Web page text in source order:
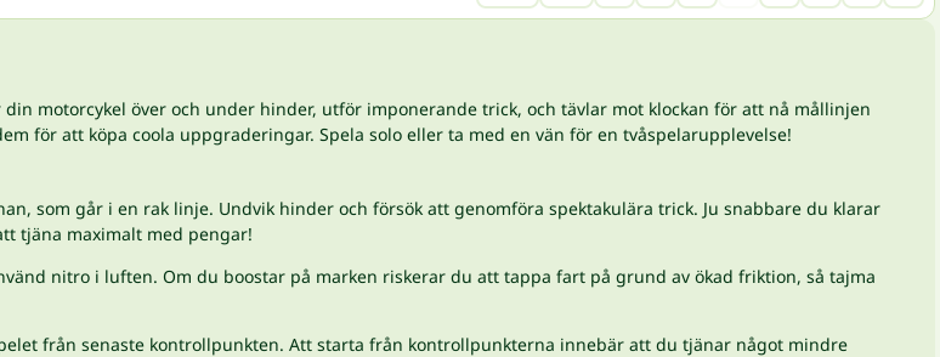
motorcykel över och under hinder, utför imponerande trick, och tävlar mot klockan för att nå mållinjen
för att köpa coola uppgraderingar. Spela solo eller ta med en vän för en tvåspelarupplevelse!
som går i en rak linje. Undvik hinder och försök att genomföra spektakulära trick. Ju snabbare du klarar
tjäna maximalt med pengar!
nitro i luften. Om du boostar på marken riskerar du att tappa fart på grund av ökad friktion, så tajma
från senaste kontrollpunkten. Att starta från kontrollpunkterna innebär att du tjänar något mindre